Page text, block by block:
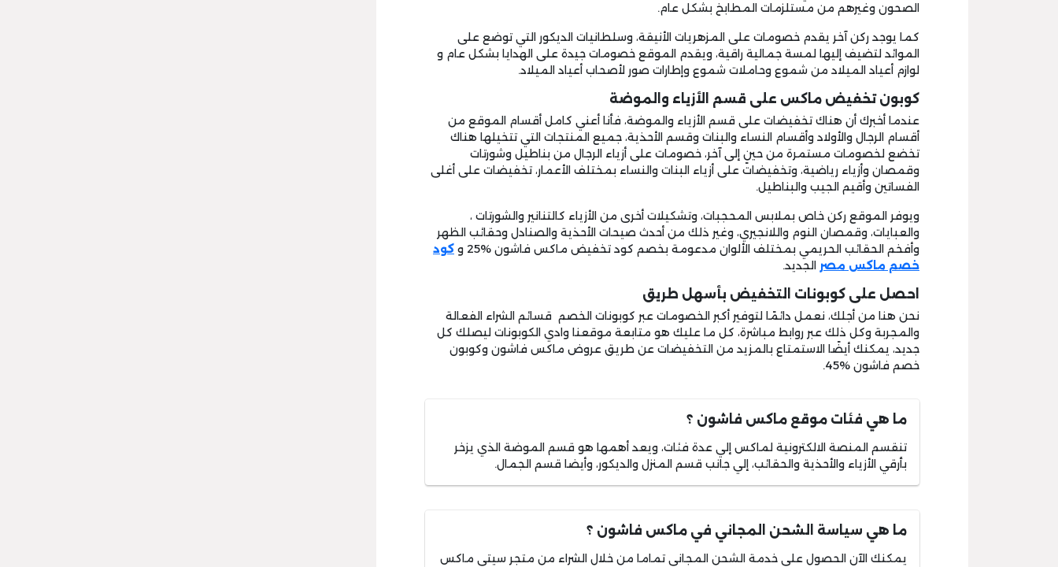
الصحون وغيرهم من مستلزمات المطابخ بشكل عام.
كما يوجد ركن آخر يقدم خصومات على المزهريات الأنيقة، وسلطانيات الديكور التي توضع على
الموائد لتضيف إليها لمسة جمالية راقية، ويقدم الموقع خصومات جيدة على الهدايا بشكل عام و
لوازم أعياد الميلاد من شموع وحاملات شموع وإطارات صور لأصحاب أعياد الميلاد.
كوبون تخفيض ماكس على قسم الأزياء والموضة
عندما أخبرك أن هناك تخفيضات على قسم الأزياء والموضة، فأنا أعني كامل أقسام الموقع من
أقسام الرجال والأولاد وأقسام النساء والبنات وقسم الأحذية، جميع المنتجات التي تتخيلها هناك
تخضع لخصومات مستمرة من حينٍ إلى آخر، خصومات على أزياء الرجال من بناطيل وشورتات
وقمصان وأزياء رياضية، وتخفيضات على أزياء البنات والنساء بمختلف الأعمار، تخفيضات على أغلى
الفساتين وأقيم الجيب والبناطيل.
ويوفر الموقع ركن خاص بملابس المحجبات، وتشكيلات أخرى من الأزياء كالتنانير والشورتات ،
والعبايات، وقمصان النوم واللانجيري، وغير ذلك من أحدث صيحات الأحذية والصنادل وحقائب الظهر
وأفخم الحقائب الحريمي بمختلف الألوان مدعومة بخصم كود تخفيض ماكس فاشون %25 و
كود
خصم ماكس مصر الجديد.
احصل على كوبونات التخفيض بأسهل طريق
نحن هنا من أجلك، نعمل دائمًا لتوفير أكبر الخصومات عبر كوبونات الخصم قسائم الشراء الفعالة
والمجربة وكل ذلك عبر روابط مباشرة، كل ما عليك هو متابعة موقعنا وادي الكوبونات ليصلك كل
جديد، يمكنك أيضًا الاستمتاع بالمزيد من التخفيضات عن طريق عروض ماكس فاشون وكوبون
خصم فاشون %45.
ما هي فئات موقع ماكس فاشون ؟
تنقسم المنصة الالكترونية لماكس إلي عدة فئات، ويعد أهمها هو قسم الموضة الذي يزخر
بأرقي الأزياء والأحذية والحقائب، إلي جانب قسم المنزل والديكور، وأيضا قسم الجمال.
ما هي سياسة الشحن المجاني في ماكس فاشون ؟
يمكنك الآن الحصول علي خدمة الشحن المجاني تماما من خلال الشراء من متجر سيتي ماكس